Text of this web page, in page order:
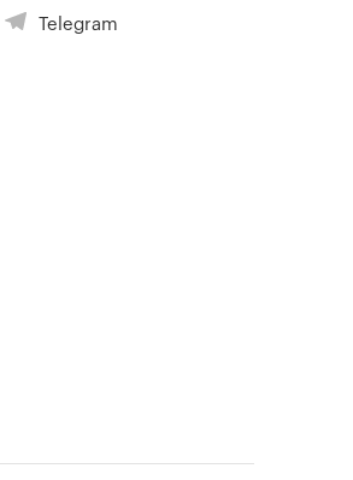
Telegram